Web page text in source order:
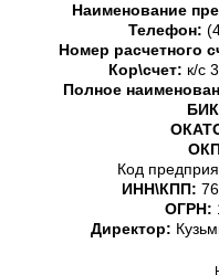
Наименование
Телефон:
Номер расчетного
Кор\счет: к/с
Полное
Код
ИНН\КПП:
ОГРН:
Директор: